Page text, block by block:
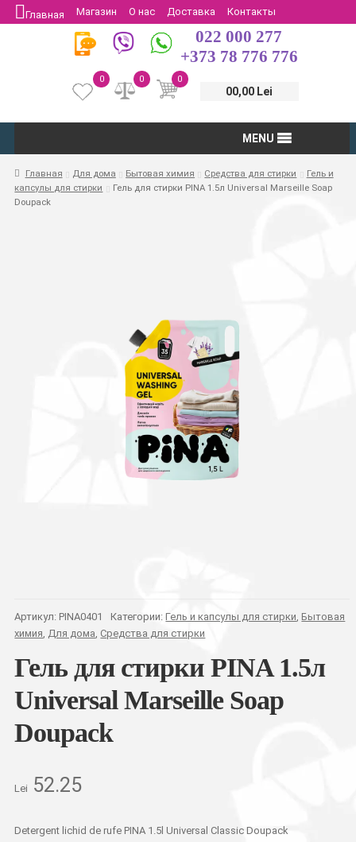
Главная Магазин О нас Доставка
Контакты
Защита потребителей
Возврат
022 000 277
+373 78 776 776
0
00,00 Lei
0
0
MENU
Главная Для дома Бытовая химия Средства для стирки
Гель и
капсулы для стирки
Гель для стирки PINA 1.5л Universal Marseille Soap
Doupack
Артикул: PINA0401 Категории:Гель и капсулы для стирки, Бытовая
химия, Для дома, Средства для стирки
Гель для стирки PINA 1.5л
Universal Marseille Soap
Doupack
Lei 52.25
Detergent lichid de rufe PINA 1.5l Universal Classic Doupack